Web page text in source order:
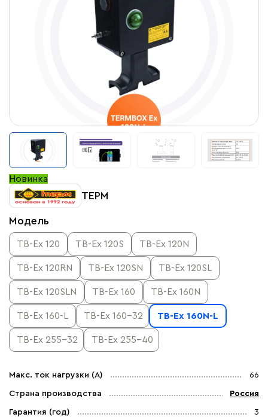
Новинка
ТЕРМ
Модель
TB-Ex 120 TB-Ex 120S TB-Ex 120N
TB-Ex 120RN TB-Ex 120SN TB-Ex 120SL
TB-Ex 120SLN TB-Ex 160 TB-Ex 160N
TB-Ex 160-L TB-Ex 160-32 TB-Ex 160N-L
TB-Ex 255-32 TB-Ex 255-40
Макс. ток нагрузки (А) 66
Страна производства Россия
Гарантия (год) 3